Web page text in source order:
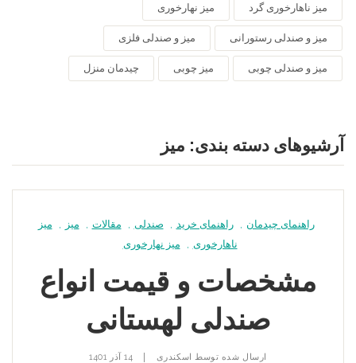
میز ناهارخوری گرد میز نهارخوری
میز و صندلی رستورانی میز و صندلی فلزی
میز و صندلی چوبی میز چوبی چیدمان منزل
آرشیوهای دسته بندی: میز
راهنمای چیدمان راهنمای خرید صندلی مقالات میز
میز
ناهارخوری
میز نهارخوری
مشخصات و قیمت انواع
صندلی لهستانی
ارسال شده توسط اسکندری 14 آذر 1401